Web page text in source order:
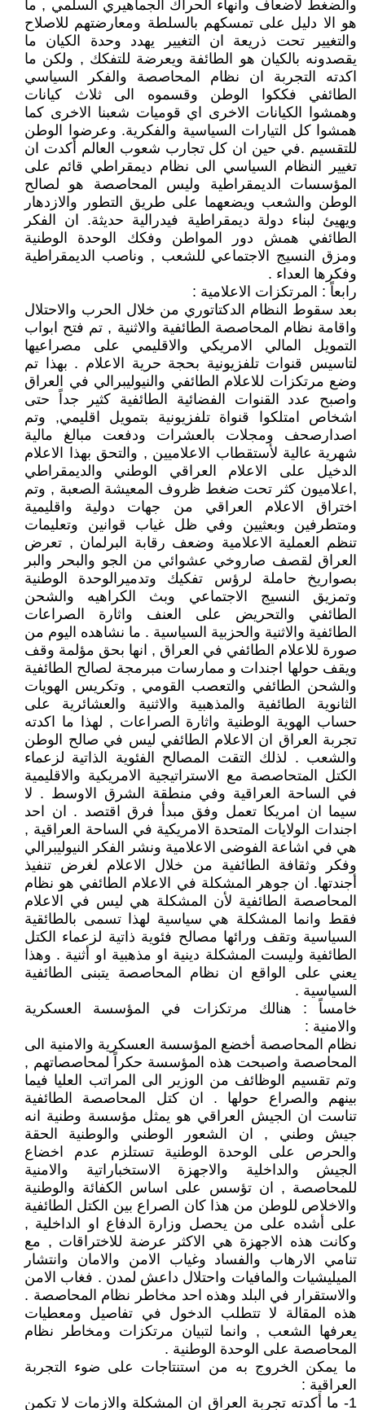
والضغط لأضعاف وانهاء الحراك الجماهيري السلمي , ما
هو الا دليل على تمسكهم بالسلطة ومعارضتهم للاصلاح
والتغيير تحت ذريعة ان التغيير يهدد وحدة الكيان ما
يقصدونه بالكيان هو الطائفة ويعرضة للتفكك , ولكن ما
اكدته التجربة ان نظام المحاصصة والفكر السياسي
الطائفي فككوا الوطن وقسموه الى ثلاث كيانات
وهمشوا الكيانات الاخرى اي قوميات شعبنا الاخرى كما
همشوا كل التيارات السياسية والفكرية. وعرضوا الوطن
للتقسيم .في حين ان كل تجارب شعوب العالم أكدت ان
تغيير النظام السياسي الى نظام ديمقراطي قائم على
المؤسسات الديمقراطية وليس المحاصصة هو لصالح
الوطن والشعب ويضعهما على طريق التطور والازدهار
ويهيئ لبناء دولة ديمقراطية فيدرالية حديثة. ان الفكر
الطائفي همش دور المواطن وفكك الوحدة الوطنية
ومزق النسيج الاجتماعي للشعب , وناصب الديمقراطية
وفكرها العداء .
رابعاً : المرتكزات الاعلامية :
بعد سقوط النظام الدكتاتوري من خلال الحرب والاحتلال
واقامة نظام المحاصصة الطائفية والاثنية , تم فتح ابواب
التمويل المالي الامريكي والاقليمي على مصراعيها
لتاسيس قنوات تلفزيونية بحجة حرية الاعلام . بهذا تم
وضع مرتكزات للاعلام الطائفي والنيوليبرالي في العراق
واصبح عدد القنوات الفضائية الطائفية كثير جداً حتى
اشخاص امتلكوا قنواة تلفزيونية بتمويل اقليمي, وتم
اصدارصحف ومجلات بالعشرات ودفعت مبالغ مالية
شهرية عالية لأستقطاب الاعلاميين , والتحق بهذا الاعلام
الدخيل على الاعلام العراقي الوطني والديمقراطي
,اعلاميون كثر تحت ضغط ظروف المعيشة الصعبة , وتم
اختراق الاعلام العراقي من جهات دولية واقليمية
ومتطرفين وبعثيين وفي ظل غياب قوانين وتعليمات
تنظم العملية الاعلامية وضعف رقابة البرلمان , تعرض
العراق لقصف صاروخي عشوائي من الجو والبحر والبر
بصواريخ حاملة لرؤس تفكيك وتدميرالوحدة الوطنية
وتمزيق النسيج الاجتماعي وبث الكراهيه والشحن
الطائفي والتحريض على العنف واثارة الصراعات
الطائفية والاثنية والحزبية السياسية . ما نشاهده اليوم من
صورة للاعلام الطائفي في العراق , انها بحق مؤلمة وقف
ويقف حولها اجندات و ممارسات مبرمجة لصالح الطائفية
والشحن الطائفي والتعصب القومي , وتكريس الهويات
الثانوية الطائفية والمذهبية والاثنية والعشائرية على
حساب الهوية الوطنية واثارة الصراعات , لهذا ما اكدته
تجربة العراق ان الاعلام الطائفي ليس في صالح الوطن
والشعب . لذلك التقت المصالح الفئوية الذاتية لزعماء
الكتل المتحاصصة مع الاستراتيجية الامريكية والاقليمية
في الساحة العراقية وفي منطقة الشرق الاوسط . لا
سيما ان امريكا تعمل وفق مبدأ فرق اقتصد . ان احد
اجندات الولايات المتحدة الامريكية في الساحة العراقية ,
هي في اشاعة الفوضى الاعلامية ونشر الفكر النيوليبرالي
وفكر وثقافة الطائفية من خلال الاعلام لغرض تنفيذ
أجندتها. ان جوهر المشكلة في الاعلام الطائفي هو نظام
المحاصصة الطائفية لأن المشكلة هي ليس في الاعلام
فقط وانما المشكلة هي سياسية لهذا تسمى بالطائقية
السياسية وتقف ورائها مصالح فئوية ذاتية لزعماء الكتل
الطائفية وليست المشكلة دينية او مذهبية او أثنية . وهذا
يعني على الواقع ان نظام المحاصصة يتبنى الطائفية
السياسية .
خامساً : هنالك مرتكزات في المؤسسة العسكرية
والامنية :
نظام المحاصصة أخضع المؤسسة العسكرية والامنية الى
المحاصصة واصبحت هذه المؤسسة حكراً لمحاصصاتهم ,
وتم تقسيم الوظائف من الوزير الى المراتب العليا فيما
بينهم والصراع حولها . ان كتل المحاصصة الطائفية
تناست ان الجيش العراقي هو يمثل مؤسسة وطنية انه
جيش وطني , ان الشعور الوطني والوطنية الحقة
والحرص على الوحدة الوطنية تستلزم عدم اخضاع
الجيش والداخلية والاجهزة الاستخباراتية والامنية
للمحاصصة , ان تؤسس على اساس الكفائة والوطنية
والاخلاص للوطن من هذا كان الصراع بين الكتل الطائفية
على أشده على من يحصل وزارة الدفاع او الداخلية ,
وكانت هذه الاجهزة هي الاكثر عرضة للاختراقات , مع
تنامي الارهاب والفساد وغياب الامن والامان وانتشار
الميليشيات والمافيات واحتلال داعش لمدن . فغاب الامن
والاستقرار في البلد وهذه احد مخاطر نظام المحاصصة .
هذه المقالة لا تتطلب الدخول في تفاصيل ومعطيات
يعرفها الشعب , وانما لتبيان مرتكزات ومخاطر نظام
المحاصصة على الوحدة الوطنية .
ما يمكن الخروج به من استنتاجات على ضوء التجربة
العراقية :
1- ما أكدته تجربة العراق ان المشكلة والازمات لا تكمن